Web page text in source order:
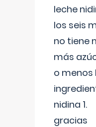
leche
los seis
no tiene
más
o menos
nidina 1.
gracias